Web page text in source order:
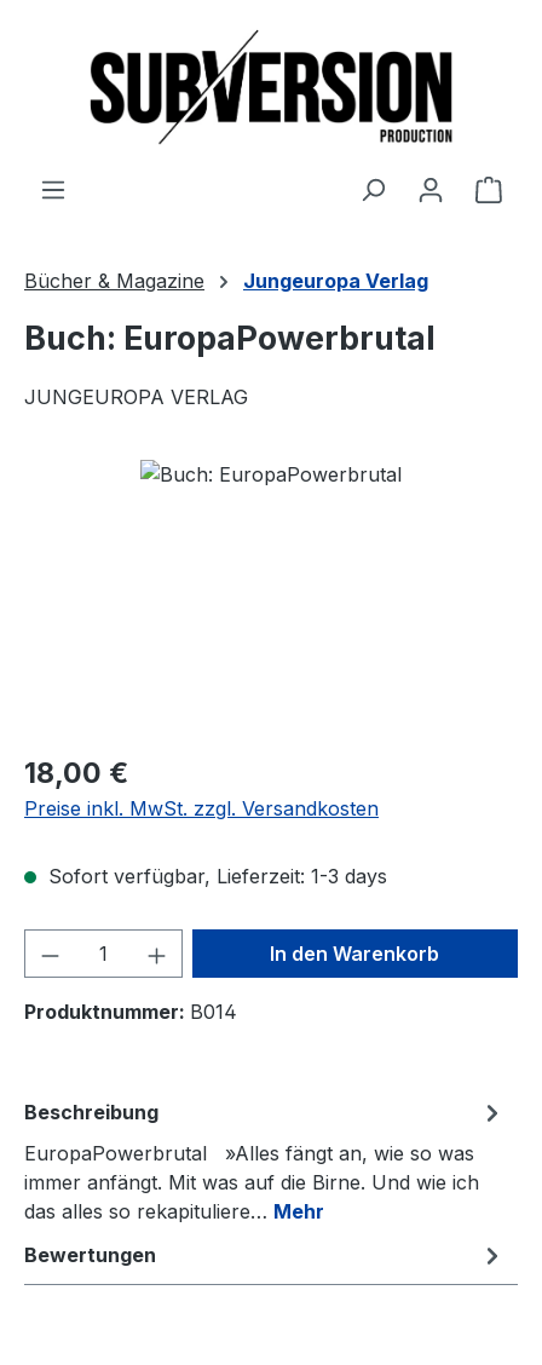
Bücher & Magazine Jungeuropa Verlag
Buch: EuropaPowerbrutal
JUNGEUROPA VERLAG
Bildergalerie überspringen
Regulärer Preis:
18,00 €
Preise inkl. MwSt. zzgl. Versandkosten
Sofort verfügbar, Lieferzeit: 1-3 days
Produkt Anzahl: Gib denIn den Warenkorb
Produktnummer: B014
Beschreibung
EuropaPowerbrutal »Alles fängt an, wie so was
immer anfängt. Mit was auf die Birne. Und wie ich
das alles so rekapituliere… Mehr
Bewertungen